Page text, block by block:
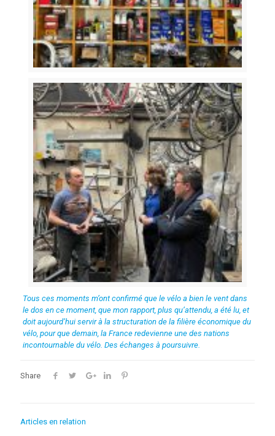
Tous ces moments m’ont confirmé que le vélo a bien le vent dans
le dos en ce moment, que mon rapport, plus qu’attendu, a été lu, et
doit aujourd’hui servir à la structuration de la filière économique du
vélo, pour que demain, la France redevienne une des nations
incontournable du vélo. Des échanges à poursuivre.
Share
Articles en relation